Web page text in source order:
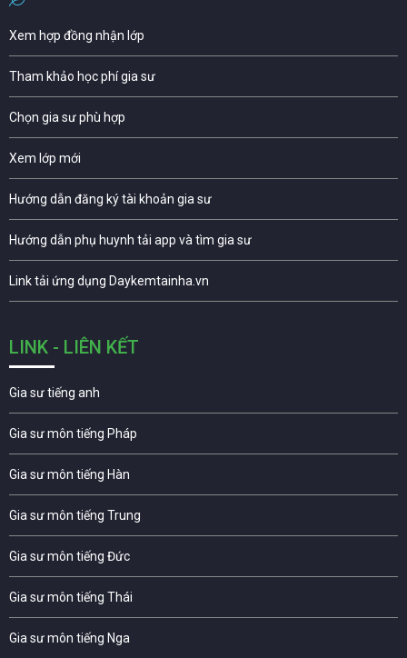
Xem hợp đồng nhận lớp
Tham khảo học phí gia sư
Chọn gia sư phù hợp
Xem lớp mới
Hướng dẫn đăng ký tài khoản gia sư
Hướng dẫn phụ huynh tải app và tìm gia sư
Link tải ứng dụng Daykemtainha.vn
LINK - LIÊN KẾT
Gia sư tiếng anh
Gia sư môn tiếng Pháp
Gia sư môn tiếng Hàn
Gia sư môn tiếng Trung
Gia sư môn tiếng Đức
Gia sư môn tiếng Thái
Gia sư môn tiếng Nga